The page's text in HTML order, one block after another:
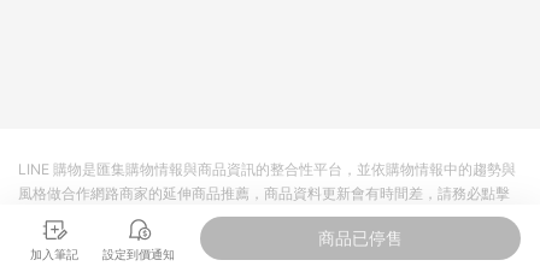
加入筆記 設定到價通知
商品已停售
LINE 購物是匯集購物情報與商品資訊的整合性平台，並依購物情報中的趨勢與
風格做合作網路商家的延伸商品推薦，商品資料更新會有時間差，請務必點擊
商品至各合作網路商家，確認現售價與購物條件，一切資訊以合作廠商網頁為
準。